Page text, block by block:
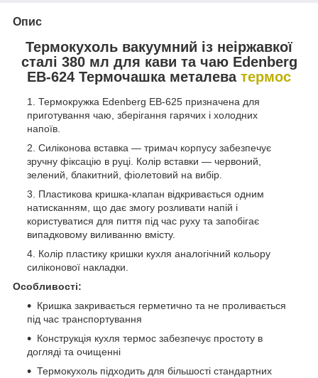
Опис
Термокухоль вакуумний із неіржавкої
сталі 380 мл для кави та чаю Edenberg
EB-624 Термочашка металева термос
Термокружка Edenberg EB-625 призначена для
приготування чаю, зберігання гарячих і холодних
напоїв.
Силіконова вставка — тримач корпусу забезпечує
зручну фіксацію в руці. Колір вставки — червоний,
зелений, блакитний, фіолетовий на вибір.
Пластикова кришка-клапан відкривається одним
натисканням, що дає змогу розливати напій і
користуватися для пиття під час руху та запобігає
випадковому виливанню вмісту.
Колір пластику кришки кухля аналогічний кольору
силіконової накладки.
Особливості:
Кришка закривається герметично та не проливається
під час транспортування
Конструкція кухля термос забезпечує простоту в
догляді та очищенні
Термокухоль підходить для більшості стандартних